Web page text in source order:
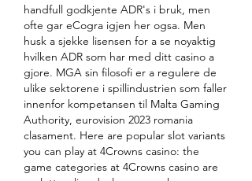
handfull godkjente ADR's i bruk, men
ofte gar eCogra igjen her ogsa. Men
husk a sjekke lisensen for a se noyaktig
hvilken ADR som har med ditt casino a
gjore. MGA sin filosofi er a regulere de
ulike sektorene i spillindustrien som faller
innenfor kompetansen til Malta Gaming
Authority, eurovision 2023 romania
clasament. Here are popular slot variants
you can play at 4Crowns casino: the
game categories at 4Crowns casino are